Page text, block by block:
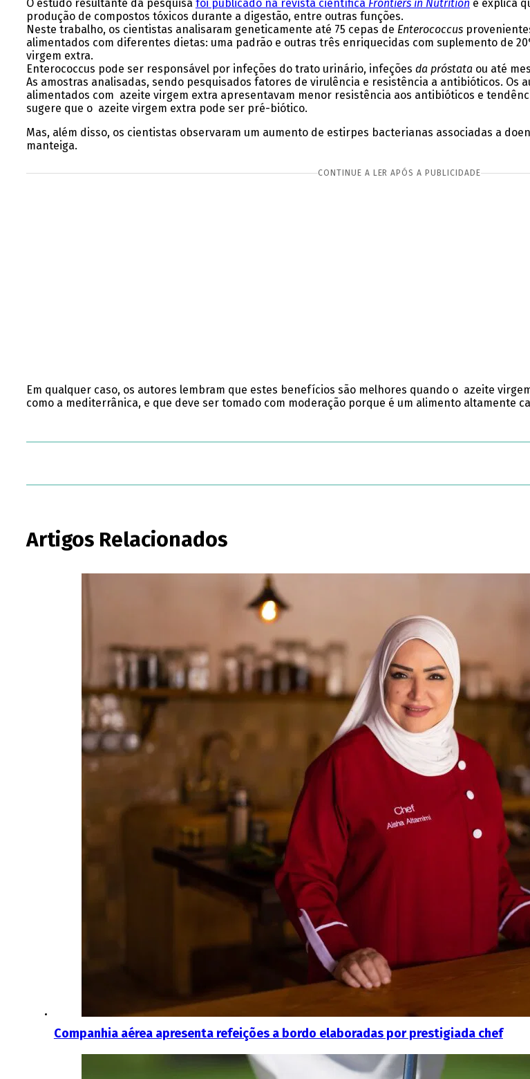
O estudo resultante da pesquisa foi publicado na revista científica Frontiers in Nutritione explica
produção de compostos tóxicos durante a digestão,entre outras funções.
Neste trabalho, os cientistas analisaram geneticamente até 75 cepas de Enterococcus
alimentados com diferentes dietas: uma padrão e outras três enriquecidas com suplemento de
virgem extra.
Enterococcus pode ser responsável por infeções do trato urinário, infeções da próstataou até
As amostras analisadas, sendo pesquisados ​​fatores de virulência e resistência a antibióticos. Os
alimentados com azeite virgem extra apresentavam menor resistência aos antibióticos e
sugere que o azeite virgem extra pode ser pré-biótico.
Mas, além disso, os cientistas observaram um aumento de estirpes bacterianas associadas a
manteiga.
CONTINUE A LER APÓS A PUBLICIDADE
Em qualquer caso, os autores lembram que estes benefícios são melhores quando o azeite
como a mediterrânica, e que deve ser tomado com moderação porque é um alimento altamente
Artigos Relacionados
Companhia aérea apresenta refeições a bordo elaboradas por prestigiada chef